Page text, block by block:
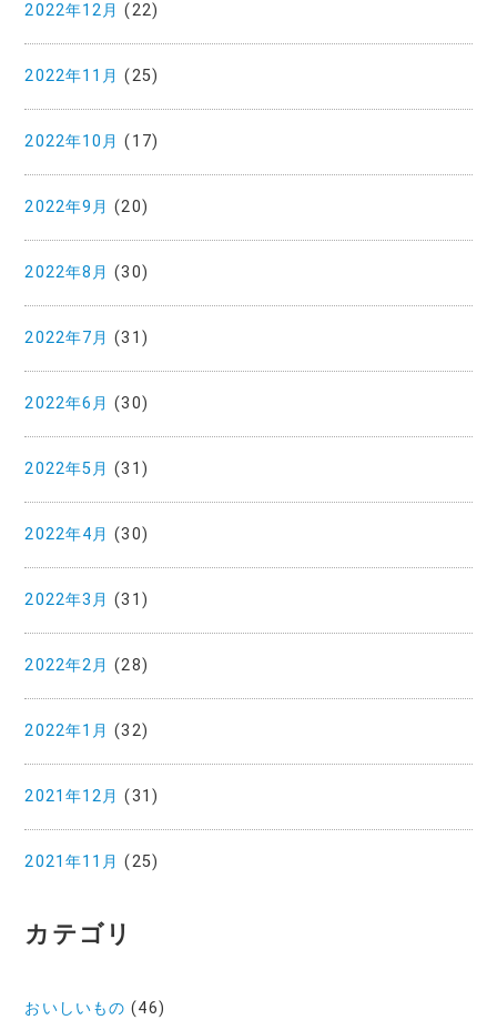
2022年12月 (22)
2022年11月 (25)
2022年10月 (17)
2022年9月 (20)
2022年8月 (30)
2022年7月 (31)
2022年6月 (30)
2022年5月 (31)
2022年4月 (30)
2022年3月 (31)
2022年2月 (28)
2022年1月 (32)
2021年12月 (31)
2021年11月 (25)
カテゴリ
おいしいもの (46)